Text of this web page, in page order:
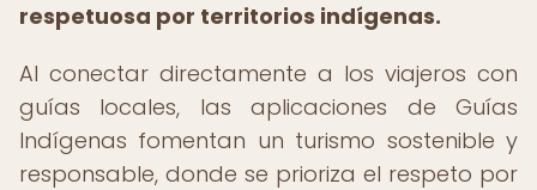
respetuosa por territorios indígenas.
Al conectar directamente a los viajeros con
guías locales, las aplicaciones de Guías
Indígenas fomentan un turismo sostenible y
responsable, donde se prioriza el respeto por